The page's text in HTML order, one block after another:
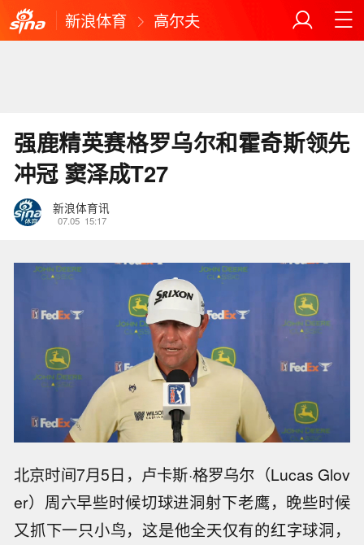
新浪体育 高尔夫
强鹿精英赛格罗乌尔和霍奇斯领先
冲冠 窦泽成T27
新浪体育讯
07.05 15:17
北京时间7月5日，卢卡斯·格罗乌尔（Lucas Glov
er）周六早些时候切球进洞射下老鹰，晚些时候
又抓下一只小鸟，这是他全天仅有的红字球洞，